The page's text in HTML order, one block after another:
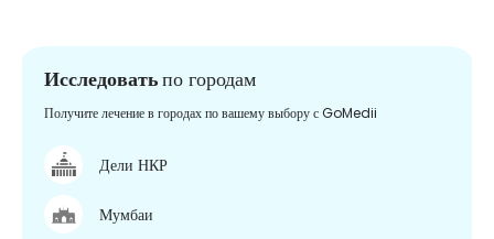
Исследоватьпо городам
Получите лечение в городах по вашему выбору с GoMedii
Дели НКР
Мумбаи